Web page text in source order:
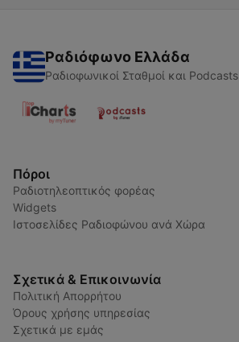
Ραδιόφωνο Ελλάδα
Ραδιοφωνικοί Σταθμοί και Podcasts
Πόροι
Ραδιοτηλεοπτικός φορέας
Widgets
Ιστοσελίδες Ραδιοφώνου ανά Χώρα
Σχετικά & Επικοινωνία
Πολιτική Απορρήτου
Όρους χρήσης υπηρεσίας
Σχετικά με εμάς